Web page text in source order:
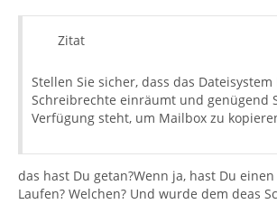
Zitat
Stellen Sie sicher, dass das Dateisystem
Schreibrechte einräumt und genügend
Verfügung steht, um Mailbox zu
das hast Du getan?Wenn ja, hast Du
Laufen? Welchen? Und wurde dem deas